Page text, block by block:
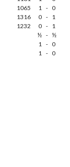
1065 1 - 0
1316 0 - 1
1232 0 - 1
½ - ½
1 - 0
1 - 0